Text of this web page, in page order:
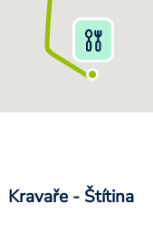
Kravaře - Štítina